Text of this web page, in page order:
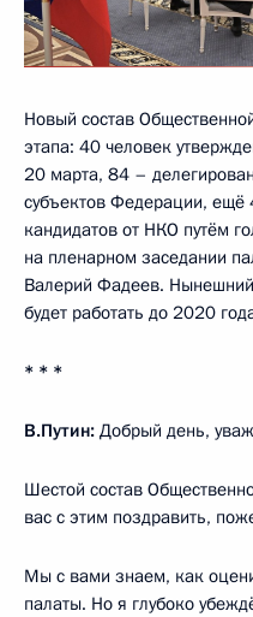
Новый состав
этапа: 40 человек
20 марта, 84 –
субъектов Федерации,
кандидатов от НКО путём
на пленарном заседании
Валерий Фадеев.
будет работать до 2020
* * *
В.Путин: Добрый день,
Шестой состав
вас с этим поздравить,
Мы с вами знаем, как
палаты. Но я глубоко